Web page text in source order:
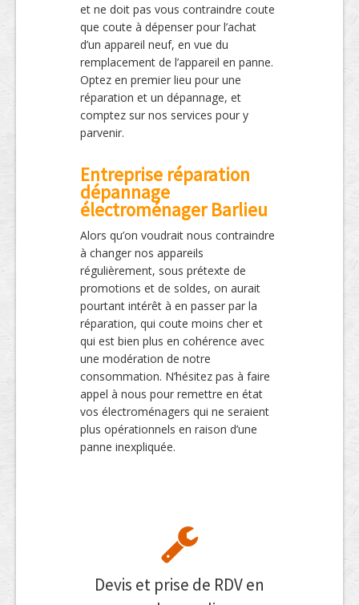
et ne doit pas vous contraindre coute
que coute à dépenser pour l’achat
d’un appareil neuf, en vue du
remplacement de l’appareil en panne.
Optez en premier lieu pour une
réparation et un dépannage, et
comptez sur nos services pour y
parvenir.
Entreprise réparation
dépannage
électroménager Barlieu
Alors qu’on voudrait nous contraindre
à changer nos appareils
régulièrement, sous prétexte de
promotions et de soldes, on aurait
pourtant intérêt à en passer par la
réparation, qui coute moins cher et
qui est bien plus en cohérence avec
une modération de notre
consommation. N’hésitez pas à faire
appel à nous pour remettre en état
vos électroménagers qui ne seraient
plus opérationnels en raison d’une
panne inexpliquée.
Devis et prise de RDV en